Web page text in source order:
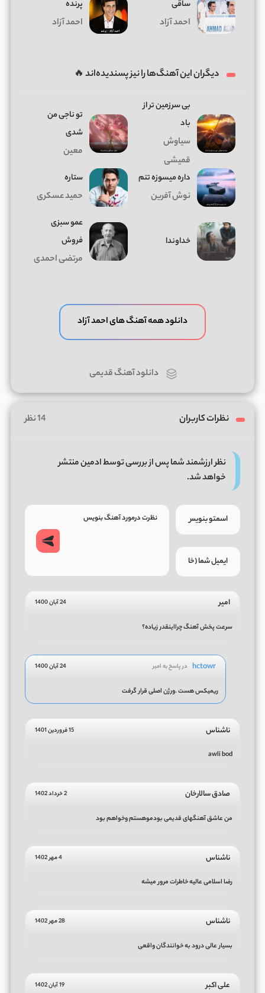
ساقی
احمد آزاد
پرنده
احمد آزاد
دیگران این آهنگ‌ها را نیز پسندیده‌اند 🔥
بی سرزمین تر از
باد
سیاوش
قمیشی
تو ناجی من
شدی
معین
داره میسوزه تنم
نوش آفرین
ستاره
حمید عسکری
خداوندا
عمو سبزی
فروش
مرتضی احمدی
دانلود همه آهنگ های احمد آزاد
دانلود آهنگ قدیمی
نظرات کاربران 14 نظر
نظر ارزشمند شما پس از بررسی توسط ادمین منتشر
خواهد شد.
امیر 24 آبان 1400
سرعت پخش آهنگ چرااینقدر زیاده؟
hctowr در پاسخ به امیر 24 آبان 1400
ریمیکس هست .ورژن اصلی قرار گرفت
ناشناس 15 فروردین 1401
awli bod
صادق سالارخان 2 خرداد 1402
من عاشق آهنگهای قدیمی بودموهستم وخواهم بود
ناشناس 4 مهر 1402
رضا اسلامی عالیه خاطرات مرور میشه
ناشناس 28 مهر 1402
بسیار عالی درود به خوانندگان واقعی
علی اکبر 19 آبان 1402